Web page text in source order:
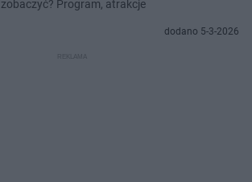
zobaczyć? Program, atrakcje
dodano 5-3-2026